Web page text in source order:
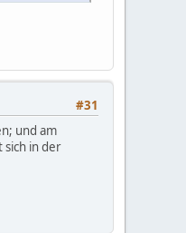
#31
und am
sich in der